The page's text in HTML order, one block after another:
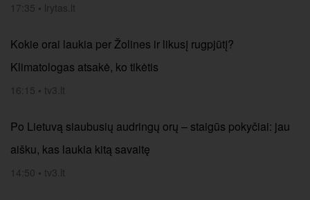
17:35 • lrytas.lt
Kokie orai laukia per Žolines ir likusį rugpjūtį?
Klimatologas atsakė, ko tikėtis
16:15 • tv3.lt
Po Lietuvą siaubusių audringų orų – staigūs pokyčiai: jau
aišku, kas laukia kitą savaitę
14:50 • tv3.lt